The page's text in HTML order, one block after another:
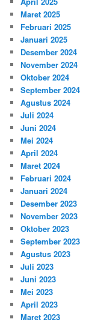
Maret 2025
Februari 2025
Januari 2025
Desember 2024
November 2024
Oktober 2024
September 2024
Agustus 2024
Juli 2024
Juni 2024
Mei 2024
April 2024
Maret 2024
Februari 2024
Januari 2024
Desember 2023
November 2023
Oktober 2023
September 2023
Agustus 2023
Juli 2023
Juni 2023
Mei 2023
April 2023
Maret 2023